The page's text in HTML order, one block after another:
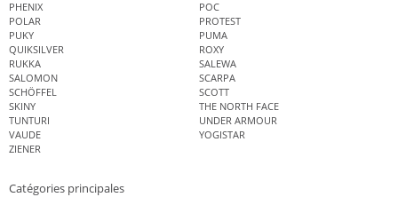
PHENIX
POC
POLAR
PROTEST
PUKY
PUMA
QUIKSILVER
ROXY
RUKKA
SALEWA
SALOMON
SCARPA
SCHÖFFEL
SCOTT
SKINY
THE NORTH FACE
TUNTURI
UNDER ARMOUR
VAUDE
YOGISTAR
ZIENER
Catégories principales